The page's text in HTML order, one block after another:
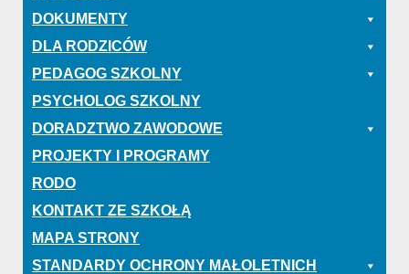
DOKUMENTY
DLA RODZICÓW
PEDAGOG SZKOLNY
PSYCHOLOG SZKOLNY
DORADZTWO ZAWODOWE
PROJEKTY I PROGRAMY
RODO
KONTAKT ZE SZKOŁĄ
MAPA STRONY
STANDARDY OCHRONY MAŁOLETNICH